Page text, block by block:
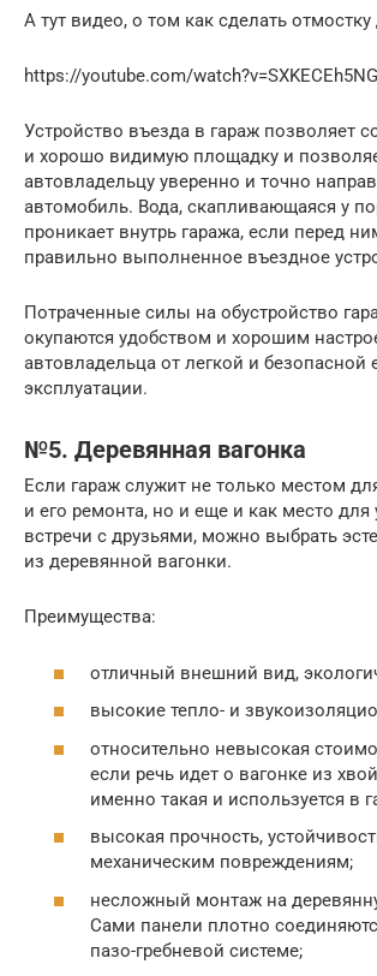
А тут видео, о том как сделать отмостку
https://youtube.com/
Устройство въезда в гараж позволяет
и хорошо видимую площадку и
автовладельцу уверенно и точно
автомобиль. Вода, скапливающаяся у
проникает внутрь гаража, если перед
правильно выполненное въездное
Потраченные силы на обустройство
окупаются удобством и хорошим
автовладельца от легкой и безопасной
эксплуатации.
№5. Деревянная вагонка
Если гараж служит не только местом
и его ремонта, но и еще и как место для
встречи с друзьями, можно выбрать
из деревянной вагонки.
Преимущества:
отличный внешний вид,
высокие тепло- и
относительно невысокая
если речь идет о вагонке из
именно такая и используется в
высокая прочность,
механическим повреждениям;
несложный монтаж на
Сами панели плотно
пазо-гребневой системе;